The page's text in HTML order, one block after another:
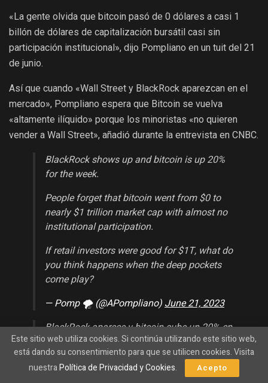
«La gente olvida que bitcoin pasó de 0 dólares a casi 1
billón de dólares de capitalización bursátil casi sin
participación institucional», dijo Pompliano en un tuit del 21
de junio.
Así que cuando «Wall Street y BlackRock aparezcan en el
mercado», Pompliano espera que Bitcoin se vuelva
«altamente ilíquido» porque los minoristas «no quieren
vender a Wall Street», añadió durante la entrevista en CNBC.
BlackRock shows up and bitcoin is up 20%
for the week.
People forget that bitcoin went from $0 to
nearly $1 trillion market cap with almost no
institutional participation.
If retail investors were good for $1T, what do
you think happens when the deep pockets
come play?
— Pomp 🌪 (@APompliano) June 21, 2023
BlackRock aparece y bitcoin sube un 20% en
la semana.
La gente olvida que el bitcoin pasó de 0 a
casi 1 billón de dólares de capitalización
Este sitio web utiliza cookies. Si continúa utilizando este sitio web,
está dando su consentimiento para que se utilicen cookies. Visita
nuestraPolítica de Privacidad y Cookies. Acepto